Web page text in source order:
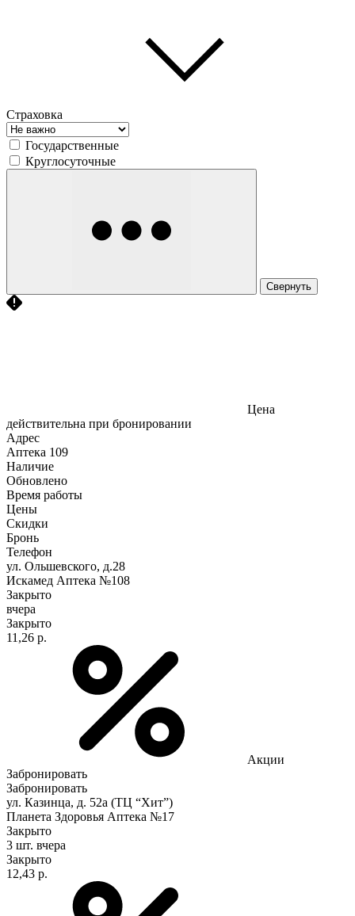
Страховка
Государственные
Круглосуточные
Свернуть
Цена
действительна при бронировании
Адрес
Аптека 109
Наличие
Обновлено
Время работы
Цены
Скидки
Бронь
Телефон
ул. Ольшевского, д.28
Искамед Аптека №108
Закрыто
вчера
Закрыто
11,26 р.
Акции
Забронировать
Забронировать
ул. Казинца, д. 52а (ТЦ “Хит”)
Планета Здоровья Аптека №17
Закрыто
3 шт. вчера
Закрыто
12,43 р.